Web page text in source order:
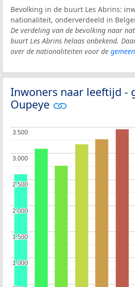
Bevolking in de buurt Les Abrins:
nationaliteit, onderverdeeld in
De verdeling van de bevolking naar
buurt Les Abrins helaas onbekend.
over de nationaliteiten voor de
Inwoners naar leeftijd -
Oupeye
1.000
1.000
1.500
1.500
2.000
2.000
2.500
2.500
3.000
3.000
3.500
3.500